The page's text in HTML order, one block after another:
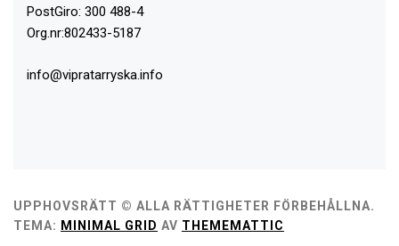
PostGiro: 300 488-4
Org.nr:802433-5187
info@vipratarryska.info
UPPHOVSRÄTT © ALLA RÄTTIGHETER FÖRBEHÅLLNA.
TEMA: MINIMAL GRID AV THEMEMATTIC